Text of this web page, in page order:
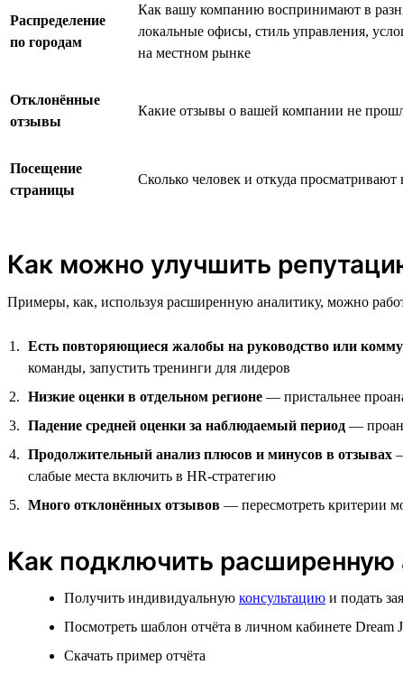
Распределение
по городам
Как вашу компанию воспринимают в
локальные офисы, стиль управления,
на местном рынке
Отклонённые
отзывы
Какие отзывы о вашей компании не
Посещение
страницы
Сколько человек и откуда
Как можно улучшить
Примеры, как, используя расширенную аналитику, можно
Есть повторяющиеся жалобы на руководство или
команды, запустить тренинги для лидеров
Низкие оценки в отдельном регионе — пристальнее
Падение средней оценки за наблюдаемый период —
Продолжительный анализ плюсов и минусов в отзывах
слабые места включить в HR-стратегию
Много отклонённых отзывов — пересмотреть критерии
Как подключить расширенную
Получить индивидуальную консультацию и подать
Посмотреть шаблон отчёта в личном кабинете
Скачать пример отчёта